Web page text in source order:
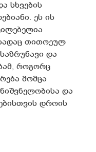
სხვების
ეს ის
თითოეულ
და
როგორც
მომცა
და
დროის